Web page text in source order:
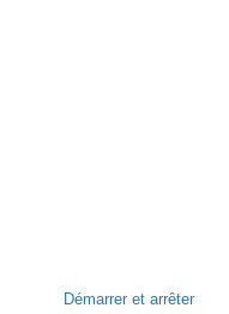
Démarrer et arrêter